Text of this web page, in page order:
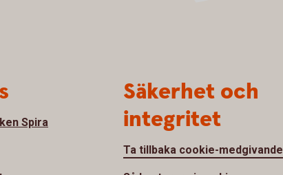
Spira
Säkerhet och
integritet
Ta tillbaka cookie-medgivande